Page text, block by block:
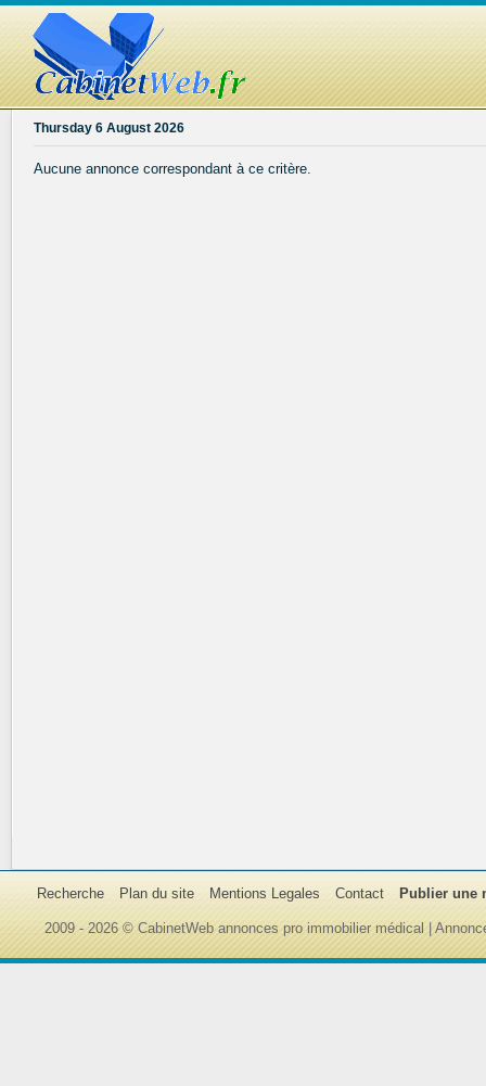
Thursday 6 August 2026
Aucune annonce correspondant à ce critère.
Recherche Plan du site Mentions Legales Contact Publier une
2009 - 2026 © CabinetWeb annonces pro immobilier médical |